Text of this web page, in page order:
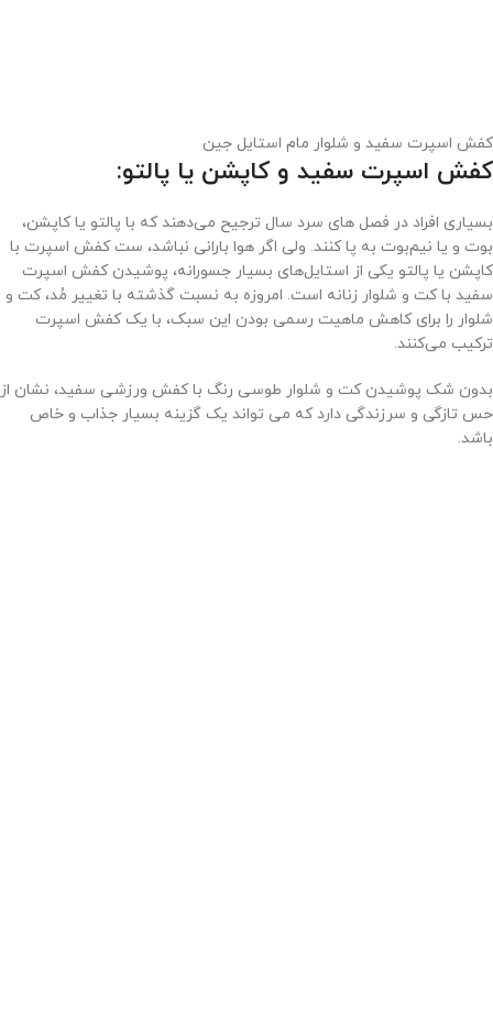
کفش اسپرت سفید و شلوار مام استایل جین
کفش اسپرت سفید و کاپشن یا پالتو:
بسیاری افراد در فصل های سرد سال ترجیح می‌دهند که با پالتو یا کاپشن،
بوت و یا نیم‌بوت به پا کنند. ولی اگر هوا بارانی نباشد، ست کفش اسپرت با
کاپشن یا پالتو یکی از استایل‌های بسیار جسورانه، پوشیدن کفش اسپرت
سفید با کت و شلوار زنانه است. امروزه به نسبت گذشته با تغییر مُد، کت و
شلوار را برای کاهش ماهیت رسمی بودن این سبک، با یک کفش اسپرت
ترکیب می‌کنند.
بدون شک پوشیدن کت و شلوار طوسی رنگ با کفش ورزشی سفید، نشان از
حس تازگی و سرزندگی دارد که می تواند یک گزینه بسیار جذاب و خاص
باشد.